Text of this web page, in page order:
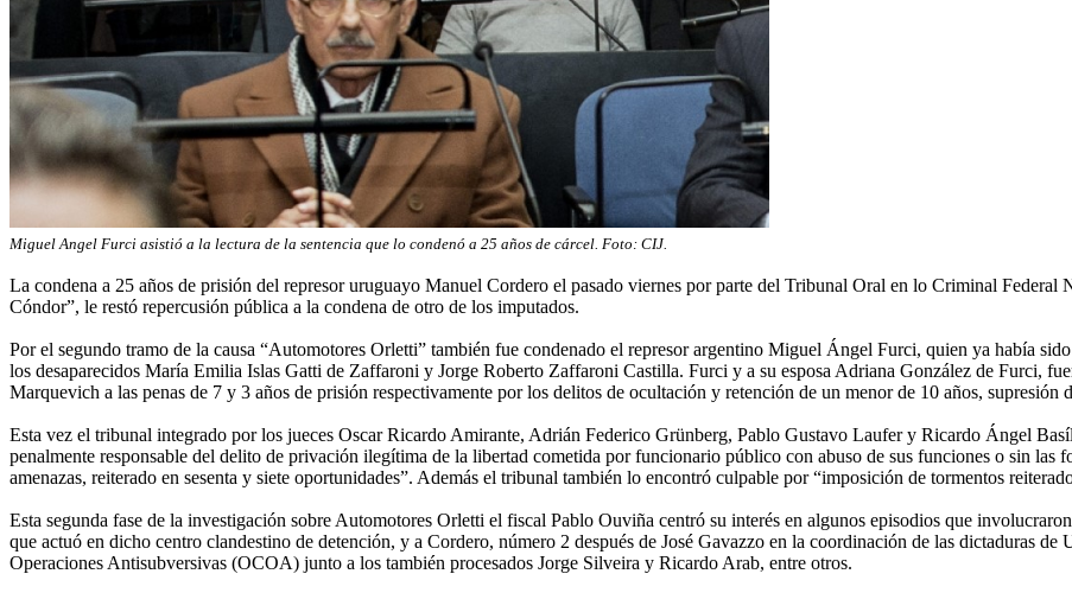
Miguel Angel Furci asistió a la lectura de la sentencia que lo condenó a 25 años de cárcel. Foto: CIJ.
La condena a 25 años de prisión del represor uruguayo Manuel Cordero el pasado viernes por parte del Tribunal Oral en lo Criminal Federal
Cóndor”, le restó repercusión pública a la condena de otro de los imputados.
Por el segundo tramo de la causa “Automotores Orletti” también fue condenado el represor argentino Miguel Ángel Furci, quien ya había
los desaparecidos María Emilia Islas Gatti de Zaffaroni y Jorge Roberto Zaffaroni Castilla. Furci y a su esposa Adriana González de Furci,
Marquevich a las penas de 7 y 3 años de prisión respectivamente por los delitos de ocultación y retención de un menor de 10 años,
Esta vez el tribunal integrado por los jueces Oscar Ricardo Amirante, Adrián Federico Grünberg, Pablo Gustavo Laufer y Ricardo Ángel
penalmente responsable del delito de privación ilegítima de la libertad cometida por funcionario público con abuso de sus funciones o sin las
amenazas, reiterado en sesenta y siete oportunidades”. Además el tribunal también lo encontró culpable por “imposición de tormentos
Esta segunda fase de la investigación sobre Automotores Orletti el fiscal Pablo Ouviña centró su interés en algunos episodios que
que actuó en dicho centro clandestino de detención, y a Cordero, número 2 después de José Gavazzo en la coordinación de las dictaduras
Operaciones Antisubversivas (OCOA) junto a los también procesados Jorge Silveira y Ricardo Arab, entre otros.